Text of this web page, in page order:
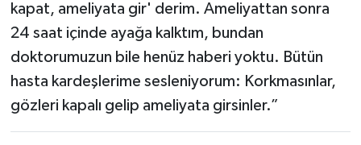
kapat, ameliyata gir' derim. Ameliyattan sonra
24 saat içinde ayağa kalktım, bundan
doktorumuzun bile henüz haberi yoktu. Bütün
hasta kardeşlerime sesleniyorum: Korkmasınlar,
gözleri kapalı gelip ameliyata girsinler.”